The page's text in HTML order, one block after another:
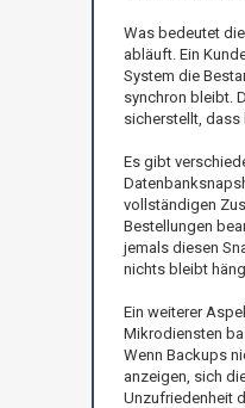
Was bedeutet
abläuft. Ein
System die
synchron bleibt.
sicherstellt, dass
Es gibt
vollständigen
Bestellungen
jemals diesen
nichts bleibt
Ein weiterer
Mikrodiensten
Wenn Backups
anzeigen, sich
Unzufriedenheit